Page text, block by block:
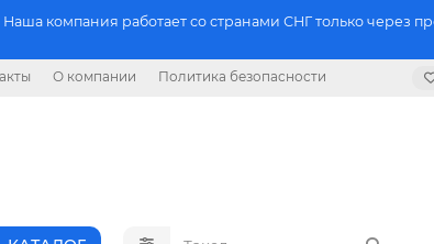
компания работает со странами СНГ только через
О компании Политика безопасности